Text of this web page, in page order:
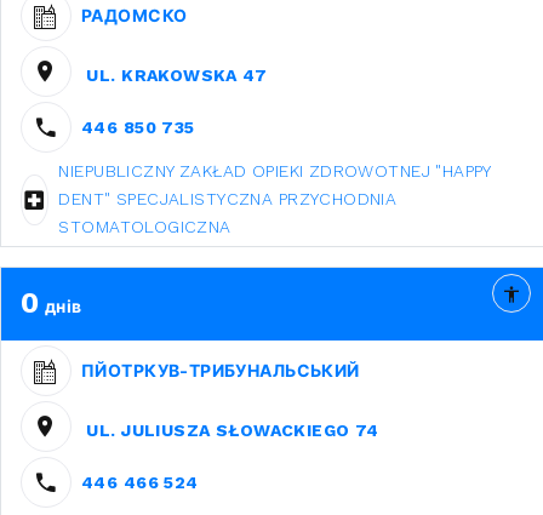
РАДОМСКО
UL. KRAKOWSKA 47
446 850 735
NIEPUBLICZNY ZAKŁAD OPIEKI ZDROWOTNEJ "HAPPY
DENT" SPECJALISTYCZNA PRZYCHODNIA
STOMATOLOGICZNA
0 днів
ПЙОТРКУВ-ТРИБУНАЛЬСЬКИЙ
UL. JULIUSZA SŁOWACKIEGO 74
446 466 524